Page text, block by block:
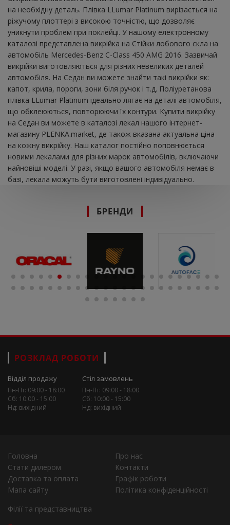
на необхідну деталь. Плівка LLumar Platinum вирізається на
ріжучому плоттері з високою точністю, що дозволяє
уникнути проблем при поклейці. У нашому електронному
каталозі представлена ​​викрійка на Стійки лобового скла на
автомобіль Mercedes-Benz C-Class 450 AMG 2016. Зазвичай
викрійки виготовляються для різних невеликих деталей
автомобіля. На Седан ви можете знайти такі викрійки як:
капот, крила, пороги, зони біля ручок і т.д. Поліуретанова
плівка LLumar Platinum ідеально лягає на деталі автомобіля,
що обклеюються, повторюючи їх контури. Купити викрійку
на Седан ви можете в каталозі лекал нашого інтернет-
магазину PLENKA.market, де також вказана актуальна ціна
на кожну викрійку. Наш каталог постійно поповнюється
новими лекалами для різних марок автомобілів, включаючи
найновіші моделі. У разі, якщо вашого автомобіля немає в
базі, лекала можуть бути виготовлені індивідуально.
БРЕНДИ
РОЗКЛАД РОБОТИ
Відділ продажу
Пн-Пт: 09:00 - 18:00
Сб: 10:00 - 15:00
Нд: вихідний
Стіл замовлень
Пн-Пт: 09:00 - 18:00
Сб: 10:00 - 15:00
Нд: вихідний
Головна
Про нас
Стати дилером
Контакти
Доставка та оплата
Графік роботи
Мапа сайту
Політика конфіденційності
Філії та представництва